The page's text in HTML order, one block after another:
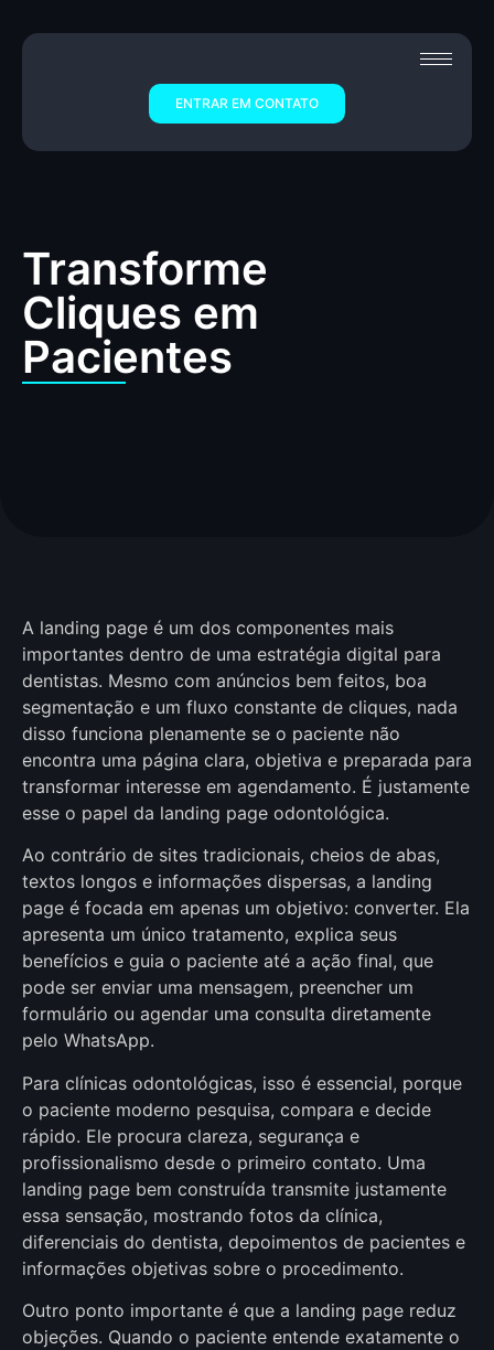
ENTRAR EM CONTATO
Transforme
Cliques em
Pacientes
A landing page é um dos componentes mais
importantes dentro de uma estratégia digital para
dentistas. Mesmo com anúncios bem feitos, boa
segmentação e um fluxo constante de cliques, nada
disso funciona plenamente se o paciente não
encontra uma página clara, objetiva e preparada para
transformar interesse em agendamento. É justamente
esse o papel da landing page odontológica.
Ao contrário de sites tradicionais, cheios de abas,
textos longos e informações dispersas, a landing
page é focada em apenas um objetivo: converter. Ela
apresenta um único tratamento, explica seus
benefícios e guia o paciente até a ação final, que
pode ser enviar uma mensagem, preencher um
formulário ou agendar uma consulta diretamente
pelo WhatsApp.
Para clínicas odontológicas, isso é essencial, porque
o paciente moderno pesquisa, compara e decide
rápido. Ele procura clareza, segurança e
profissionalismo desde o primeiro contato. Uma
landing page bem construída transmite justamente
essa sensação, mostrando fotos da clínica,
diferenciais do dentista, depoimentos de pacientes e
informações objetivas sobre o procedimento.
Outro ponto importante é que a landing page reduz
objeções. Quando o paciente entende exatamente o